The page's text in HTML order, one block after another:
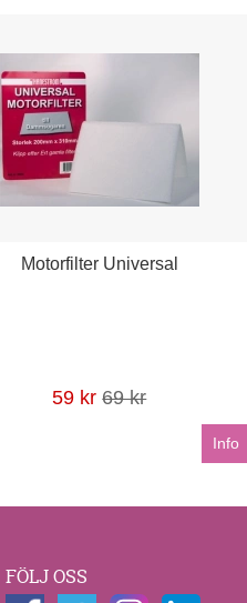
Motorfilter Universal
59 kr 69 kr
Info
FÖLJ OSS